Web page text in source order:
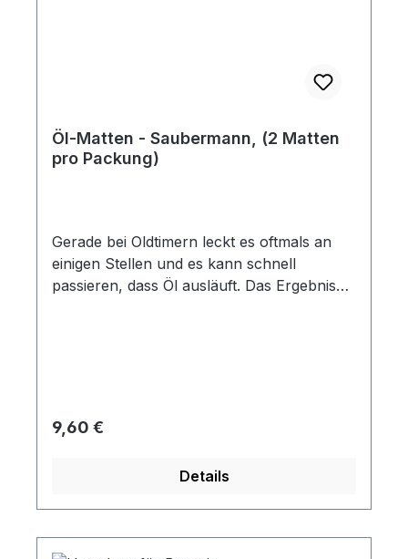
Öl-Matten - Saubermann, (2 Matten
pro Packung)
Gerade bei Oldtimern leckt es oftmals an
einigen Stellen und es kann schnell
passieren, dass Öl ausläuft. Das Ergebnis
Flüssigkeiten die Garage verschmutzen
oder sogar ins Erdreich gelangen. Der
Reinigungsarbeiten werden vermieden.
Aufnahmekapazität: ca. 700 Gramm pro
reiner Zellstoff Entsorgung über eine
Regulärer Preis:
9,60 €
Details